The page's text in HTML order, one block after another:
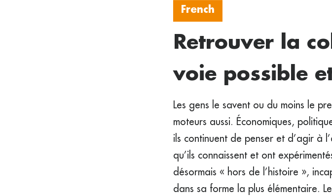
French
Retrouver la
voie possible
Les gens le savent ou du moins le
moteurs aussi. Économiques,
ils continuent de penser et d’agir à
qu’ils connaissent et ont
désormais « hors de l’histoire »,
dans sa forme la plus élémentaire.